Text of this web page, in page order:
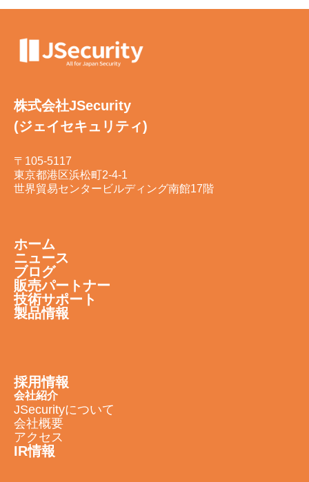
株式会社JSecurity
(ジェイセキュリティ)
〒105-5117
東京都港区浜松町2-4-1
世界貿易センタービルディング南館17階
ホーム
ニュース
ブログ
販売パートナー
技術サポート
製品情報
採用情報
会社紹介
JSecurityについて
会社概要
アクセス
IR情報